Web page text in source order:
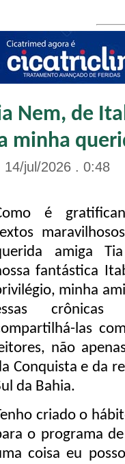
Nem, de
minha
14/jul/2026 . 0:48
é
amiga
fantástica
minha
las
não
Conquista e da
da Bahia.
criado o
o programa
coisa eu